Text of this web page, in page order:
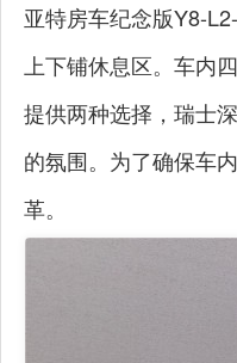
亚特房车纪念版Y8-
上下铺休息区。车内
提供两种选择，瑞士
的氛围。为了确保车
革。